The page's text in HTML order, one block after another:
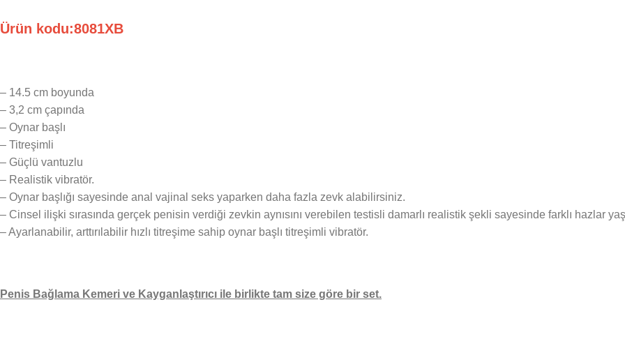
Ürün kodu:8081XB
– 14.5 cm boyunda
– 3,2 cm çapında
– Oynar başlı
– Titreşimli
– Güçlü vantuzlu
– Realistik vibratör.
– Oynar başlığı sayesinde anal vajinal seks yaparken daha fazla zevk alabilirsiniz.
– Cinsel ilişki sırasında gerçek penisin verdiği zevkin aynısını verebilen testisli damarlı realistik şekli sayesinde farklı hazlar
– Ayarlanabilir, arttırılabilir hızlı titreşime sahip oynar başlı titreşimli vibratör.
Penis Bağlama Kemeri ve Kayganlaştırıcı ile birlikte tam size göre bir set.